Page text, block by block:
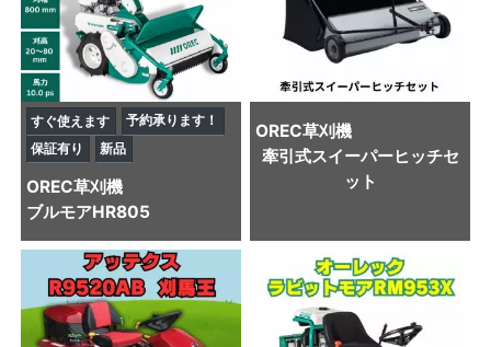
すぐ使えます
予約承ります！
保証有り
新品
OREC草刈機
ブルモアHR805
OREC草刈機
牽引式スイーパーヒッチセ
ット